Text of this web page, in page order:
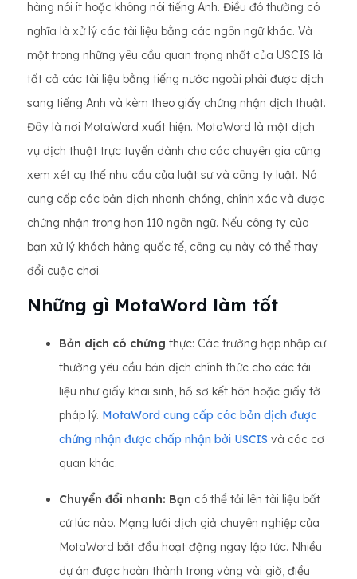
hàng nói ít hoặc không nói tiếng Anh. Điều đó thường có
nghĩa là xử lý các tài liệu bằng các ngôn ngữ khác. Và
một trong những yêu cầu quan trọng nhất của USCIS là
tất cả các tài liệu bằng tiếng nước ngoài phải được dịch
sang tiếng Anh và kèm theo giấy chứng nhận dịch thuật.
Đây là nơi MotaWord xuất hiện. MotaWord là một dịch
vụ dịch thuật trực tuyến dành cho các chuyên gia cũng
xem xét cụ thể nhu cầu của luật sư và công ty luật. Nó
cung cấp các bản dịch nhanh chóng, chính xác và được
chứng nhận trong hơn 110 ngôn ngữ. Nếu công ty của
bạn xử lý khách hàng quốc tế, công cụ này có thể thay
đổi cuộc chơi.
Những gì MotaWord làm tốt
Bản dịch có chứng thực: Các trường hợp nhập cư
thường yêu cầu bản dịch chính thức cho các tài
liệu như giấy khai sinh, hồ sơ kết hôn hoặc giấy tờ
pháp lý. MotaWord cung cấp các bản dịch được
chứng nhận được chấp nhận bởi USCIS và các cơ
quan khác.
Chuyển đổi nhanh: Bạn có thể tải lên tài liệu bất
cứ lúc nào. Mạng lưới dịch giả chuyên nghiệp của
MotaWord bắt đầu hoạt động ngay lập tức. Nhiều
dự án được hoàn thành trong vòng vài giờ, điều